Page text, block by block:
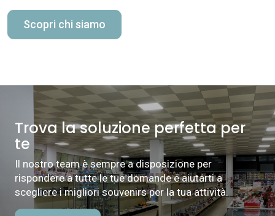
Scopri chi siamo
Trova la soluzione perfetta per
te
Il nostro team è sempre a disposizione per
rispondere a tutte le tue domande e aiutarti a
scegliere i migliori souvenirs per la tua attività.